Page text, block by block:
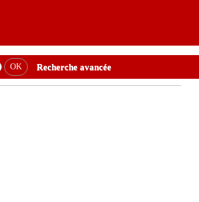
Recherche avancée